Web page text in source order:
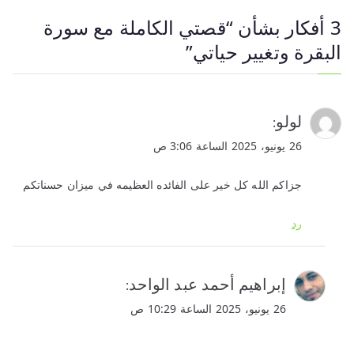
3 أفكار بشأن “
قصتي الكاملة مع سورة
البقرة وتغيير حياتي”
لولو:
26 يونيو، 2025 الساعة 3:06 ص
جزاكم الله كل خير على الفائده العظيمه في ميزان حسناتكم
رد
إبراهيم أحمد عبد الواحد:
26 يونيو، 2025 الساعة 10:29 ص